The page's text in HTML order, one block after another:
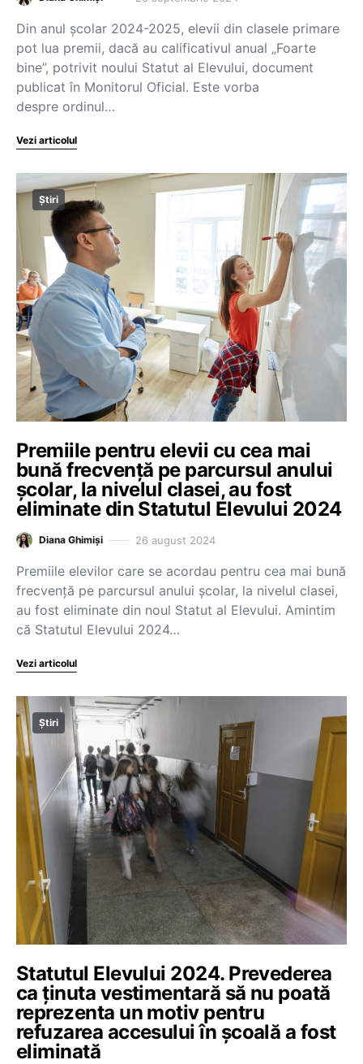
Din anul școlar 2024-2025, elevii din clasele primare
pot lua premii, dacă au calificativul anual „Foarte
bine”, potrivit noului Statut al Elevului, document
publicat în Monitorul Oficial. Este vorba
despre ordinul…
Vezi articolul
Știri
Premiile pentru elevii cu cea mai
bună frecvență pe parcursul anului
școlar, la nivelul clasei, au fost
eliminate din Statutul Elevului 2024
Diana Ghimiși 26 august 2024
Premiile elevilor care se acordau pentru cea mai bună
frecvență pe parcursul anului școlar, la nivelul clasei,
au fost eliminate din noul Statut al Elevului. Amintim
că Statutul Elevului 2024…
Vezi articolul
Știri
Statutul Elevului 2024. Prevederea
ca ținuta vestimentară să nu poată
reprezenta un motiv pentru
refuzarea accesului în școală a fost
eliminată